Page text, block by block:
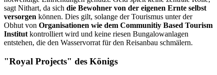
sagt Nithart, da sich die Bewohner von der eigenen Ernte selbst
versorgen können. Dies gilt, solange der Tourismus unter der
Obhut von Organisationen wie dem Communitiy Based Tourism
Institut kontrolliert wird und keine riesen Bungalowanlagen
entstehen, die den Wasservorrat für den Reisanbau schmälern.
"Royal Projects" des Königs